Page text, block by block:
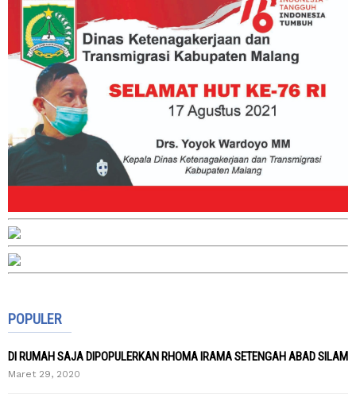
POPULER
DI RUMAH SAJA DIPOPULERKAN RHOMA IRAMA SETENGAH ABAD SILAM
Maret 29, 2020